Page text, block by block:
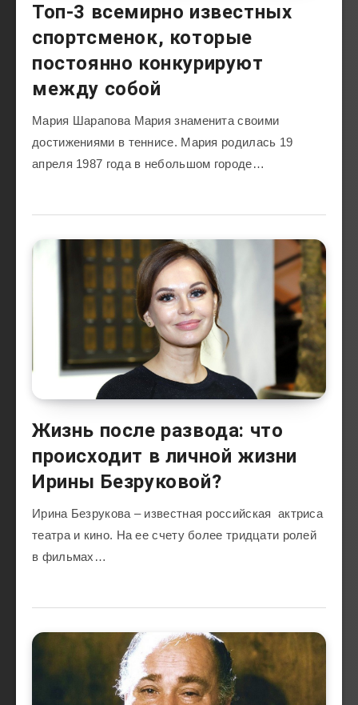
Топ-3 всемирно известных
спортсменок, которые
постоянно конкурируют
между собой
Мария Шарапова Мария знаменита своими
достижениями в теннисе. Мария родилась 19
апреля 1987 года в небольшом городе…
Жизнь после развода: что
происходит в личной жизни
Ирины Безруковой?
Ирина Безрукова – известная российская актриса
театра и кино. На ее счету более тридцати ролей
в фильмах…